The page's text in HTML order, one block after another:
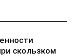
скользком